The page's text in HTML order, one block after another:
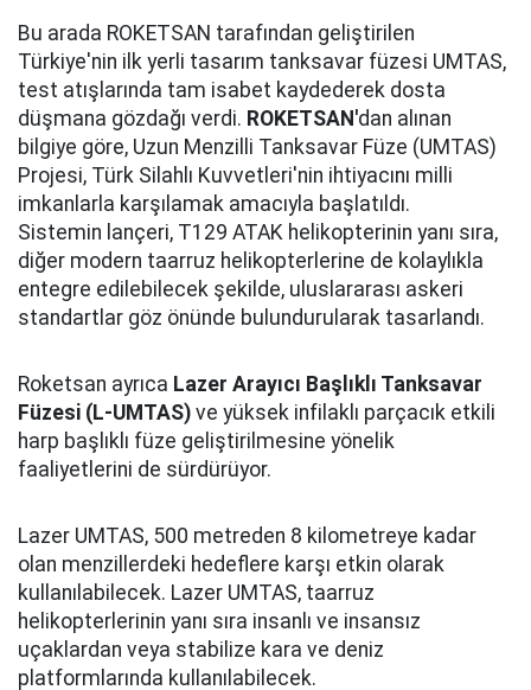
Bu arada ROKETSAN tarafından geliştirilen
Türkiye'nin ilk yerli tasarım tanksavar füzesi UMTAS,
test atışlarında tam isabet kaydederek dosta
düşmana gözdağı verdi. ROKETSAN'dan alınan
bilgiye göre, Uzun Menzilli Tanksavar Füze (UMTAS)
Projesi, Türk Silahlı Kuvvetleri'nin ihtiyacını milli
imkanlarla karşılamak amacıyla başlatıldı.
Sistemin lançeri, T129 ATAK helikopterinin yanı sıra,
diğer modern taarruz helikopterlerine de kolaylıkla
entegre edilebilecek şekilde, uluslararası askeri
standartlar göz önünde bulundurularak tasarlandı.
Roketsan ayrıca Lazer Arayıcı Başlıklı Tanksavar
Füzesi (L-UMTAS) ve yüksek infilaklı parçacık etkili
harp başlıklı füze geliştirilmesine yönelik
faaliyetlerini de sürdürüyor.
Lazer UMTAS, 500 metreden 8 kilometreye kadar
olan menzillerdeki hedeflere karşı etkin olarak
kullanılabilecek. Lazer UMTAS, taarruz
helikopterlerinin yanı sıra insanlı ve insansız
uçaklardan veya stabilize kara ve deniz
platformlarında kullanılabilecek.